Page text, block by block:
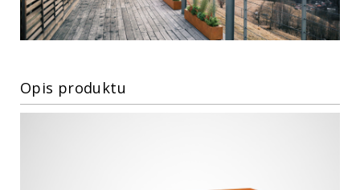
Opis produktu